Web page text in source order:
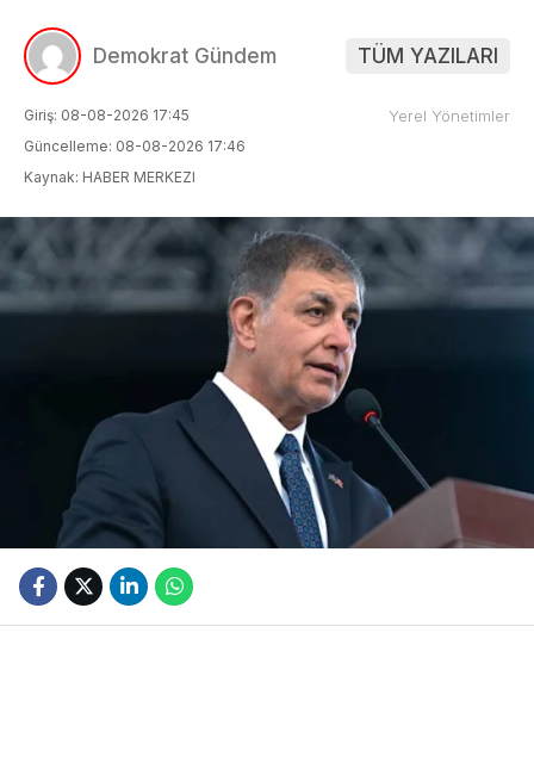
Demokrat Gündem TÜM YAZILARI
Giriş: 08-08-2026 17:45
Güncelleme: 08-08-2026 17:46
Kaynak: HABER MERKEZI
Yerel Yönetimler